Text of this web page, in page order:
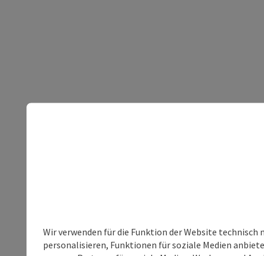
Wir verwenden für die Funktion der Website
personalisieren, Funktionen für soziale Medien